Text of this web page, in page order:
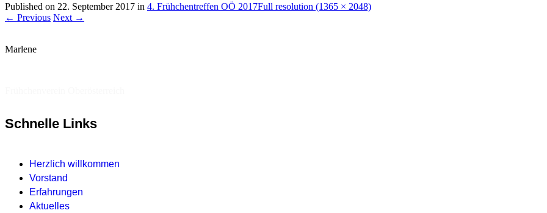
Published on 22. September 2017 in 4. Frühchentreffen OÖ 2017Full resolution (1365 × 2048)
← Previous Next →
Marlene
Schnelle Links
Herzlich willkommen
Vorstand
Erfahrungen
Aktuelles